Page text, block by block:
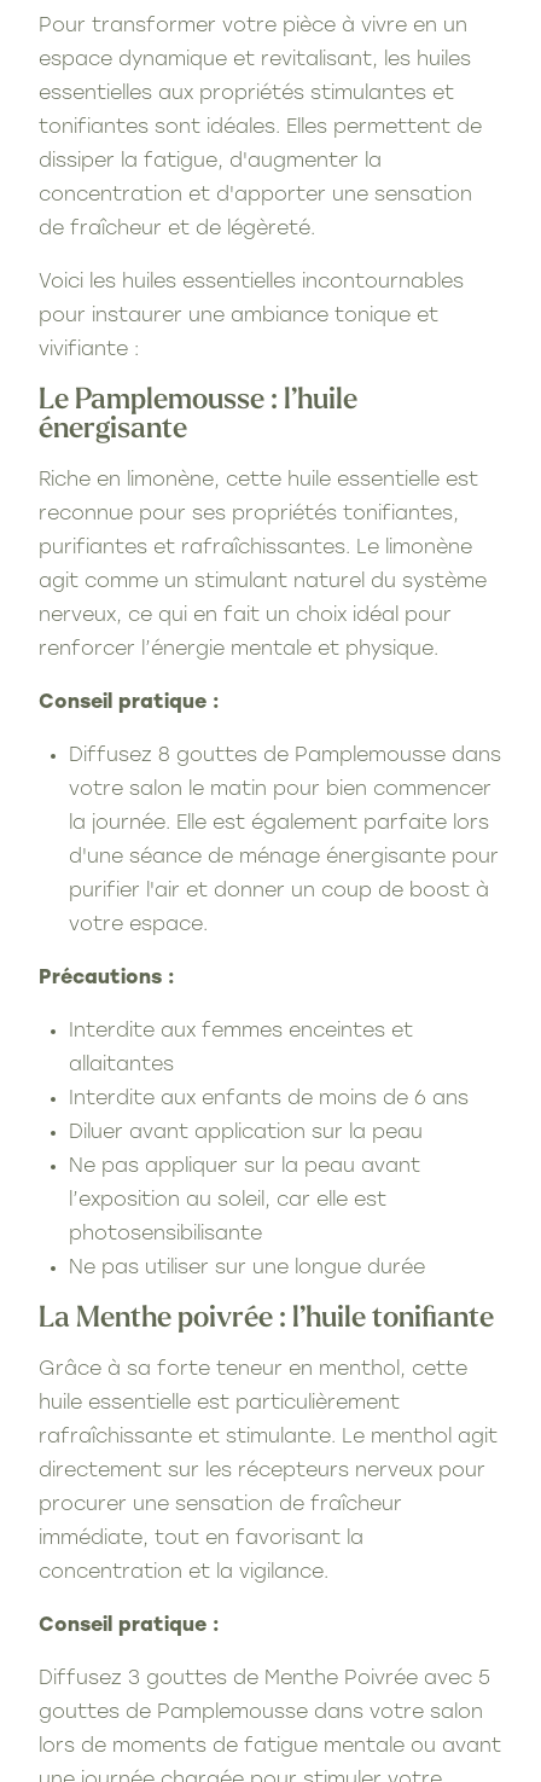
Pour transformer votre pièce à vivre en un
espace dynamique et revitalisant, les huiles
essentielles aux propriétés stimulantes et
tonifiantes sont idéales. Elles permettent de
dissiper la fatigue, d'augmenter la
concentration et d'apporter une sensation
de fraîcheur et de légèreté.
Voici les huiles essentielles incontournables
pour instaurer une ambiance tonique et
vivifiante :
Le Pamplemousse : l’huile
énergisante
Riche en limonène, cette huile essentielle est
reconnue pour ses propriétés tonifiantes,
purifiantes et rafraîchissantes. Le limonène
agit comme un stimulant naturel du système
nerveux, ce qui en fait un choix idéal pour
renforcer l’énergie mentale et physique.
Conseil pratique :
Diffusez 8 gouttes de Pamplemousse dans
votre salon le matin pour bien commencer
la journée. Elle est également parfaite lors
d'une séance de ménage énergisante pour
purifier l'air et donner un coup de boost à
votre espace.
Précautions :
Interdite aux femmes enceintes et
allaitantes
Interdite aux enfants de moins de 6 ans
Diluer avant application sur la peau
Ne pas appliquer sur la peau avant
l’exposition au soleil, car elle est
photosensibilisante
Ne pas utiliser sur une longue durée
La Menthe poivrée : l’huile tonifiante
Grâce à sa forte teneur en menthol, cette
huile essentielle est particulièrement
rafraîchissante et stimulante. Le menthol agit
directement sur les récepteurs nerveux pour
procurer une sensation de fraîcheur
immédiate, tout en favorisant la
concentration et la vigilance.
Conseil pratique :
Diffusez 3 gouttes de Menthe Poivrée avec 5
gouttes de Pamplemousse dans votre salon
lors de moments de fatigue mentale ou avant